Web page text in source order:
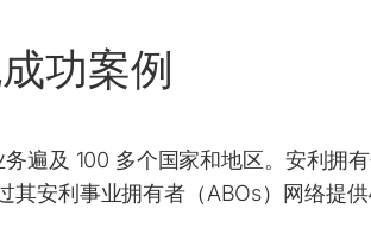
功案例
遍及 100 多个国家和地区。安利拥
其安利事业拥有者（ABOs）网络提